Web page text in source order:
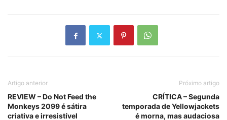
Artigo anterior
REVIEW – Do Not Feed the
Monkeys 2099 é sátira
criativa e irresistível
Próximo artigo
CRÍTICA – Segunda
temporada de Yellowjackets
é morna, mas audaciosa